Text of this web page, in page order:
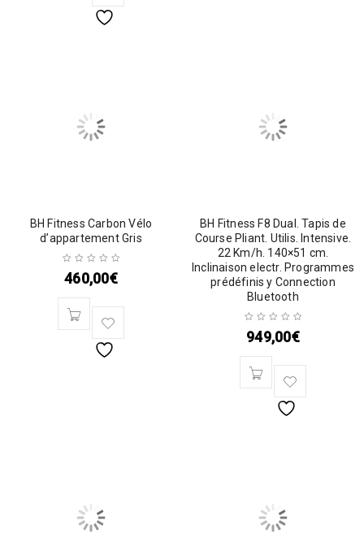
BH Fitness Carbon Vélo
d’appartement Gris
460,00€
BH Fitness F8 Dual. Tapis de
Course Pliant. Utilis. Intensive.
22 Km/h. 140×51 cm.
Inclinaison electr. Programmes
prédéfinis y Connection
Bluetooth
949,00€